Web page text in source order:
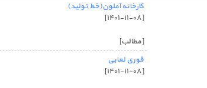
کارخانه آملون(خط تولید)
[۱۴۰۱-۱۱-۰۸]
[مطالب]
قوری لعابی
[۱۴۰۱-۱۱-۰۸]